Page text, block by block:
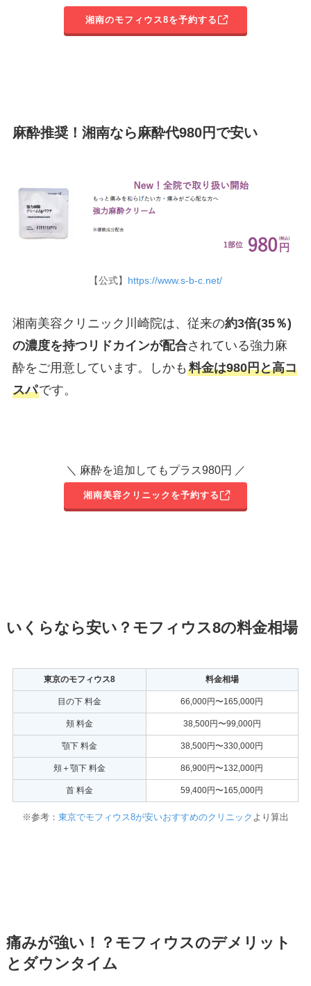
湘南のモフィウス8を予約する
麻酔推奨！湘南なら麻酔代980円で安い
【公式】 https://www.s-b-c.net/
湘南美容クリニック川崎院は、従来の約3倍(35％)
の濃度を持つリドカインが配合されている強力麻
酔をご用意しています。しかも 料金は980円と高コ
スパです。
＼ 麻酔を追加してもプラス980円 ／
湘南美容クリニックを予約する
いくらなら安い？モフィウス8の料金相場
東京のモフィウス8 料金相場
目の下 料金 66,000円〜165,000円
頬 料金 38,500円〜99,000円
顎下 料金 38,500円〜330,000円
頬＋顎下 料金 86,900円〜132,000円
首 料金 59,400円〜165,000円
※参考： 東京でモフィウス8が安いおすすめのクリニック より算出
痛みが強い！？モフィウスのデメリット
とダウンタイム